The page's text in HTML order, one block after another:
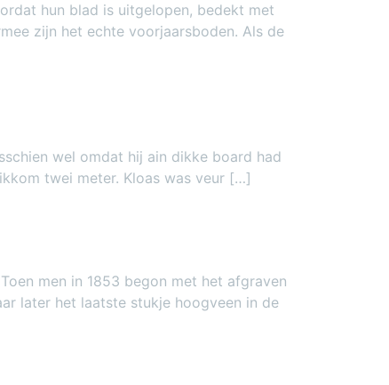
hun blad is uitgelopen, bedekt met
zijn het echte voorjaarsboden. Als de
wel omdat hij ain dikke board had
twei meter. Kloas was veur […]
men in 1853 begon met het afgraven
later het laatste stukje hoogveen in de